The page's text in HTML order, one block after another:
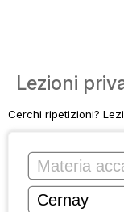
Lezioni
Cerchi ripetizioni?